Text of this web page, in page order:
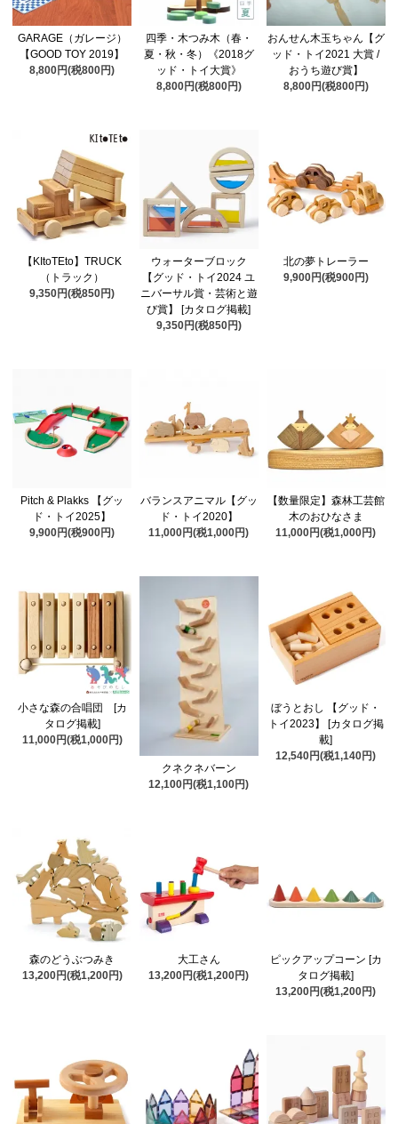
GARAGE（ガレージ）
【GOOD TOY 2019】
8,800円(税800円)
四季・木つみ木（春・
夏・秋・冬）《2018グ
ッド・トイ大賞》
8,800円(税800円)
おんせん木玉ちゃん【グ
ッド・トイ2021 大賞 /
おうち遊び賞】
8,800円(税800円)
【KItoTEto】TRUCK
（トラック）
9,350円(税850円)
ウォーターブロック
【グッド・トイ2024 ユ
ニバーサル賞・芸術と遊
び賞】 [カタログ掲載]
9,350円(税850円)
北の夢トレーラー
9,900円(税900円)
Pitch & Plakks 【グッ
ド・トイ2025】
9,900円(税900円)
バランスアニマル【グッ
ド・トイ2020】
11,000円(税1,000円)
【数量限定】森林工芸館
木のおひなさま
11,000円(税1,000円)
小さな森の合唱団 [カ
タログ掲載]
11,000円(税1,000円)
クネクネバーン
12,100円(税1,100円)
ぼうとおし 【グッド・
トイ2023】 [カタログ掲
載]
12,540円(税1,140円)
森のどうぶつみき
13,200円(税1,200円)
大工さん
13,200円(税1,200円)
ピックアップコーン [カ
タログ掲載]
13,200円(税1,200円)